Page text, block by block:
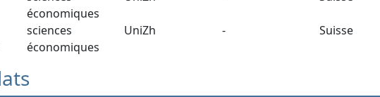
économiques
sciences
économiques
UniZh - Suisse